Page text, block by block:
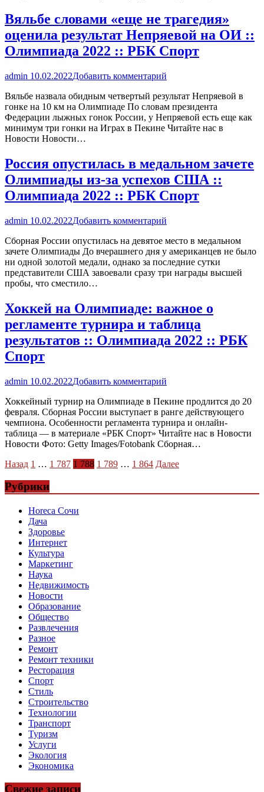
Вяльбе словами «еще не трагедия»
оценила результат Непряевой на ОИ ::
Олимпиада 2022 :: РБК Спорт
admin 10.02.2022Добавить комментарий
Вяльбе назвала обидным четвертый результат Непряевой в
гонке на 10 км на Олимпиаде По словам президента
Федерации лыжных гонок России, у Непряевой есть еще как
минимум три гонки на Играх в Пекине Читайте нас в
Новости Новости…
Россия опустилась в медальном зачете
Олимпиады из-за успехов США ::
Олимпиада 2022 :: РБК Спорт
admin 10.02.2022Добавить комментарий
Сборная России опустилась на девятое место в медальном
зачете Олимпиады До вчерашнего дня у американцев не было
ни одной золотой медали, однако за последние сутки
представители США завоевали сразу три награды высшей
пробы, что сместило…
Хоккей на Олимпиаде: важное о
регламенте турнира и таблица
результатов :: Олимпиада 2022 :: РБК
Спорт
admin 10.02.2022Добавить комментарий
Хоккейный турнир на Олимпиаде в Пекине продлится до 20
февраля. Сборная России выступает в ранге действующего
чемпиона. Особенности регламента турнира и онлайн-
таблица — в материале «РБК Спорт» Читайте нас в Новости
Новости Фото: Getty Images/Fotobank Сборная…
Пагинация
записей
Назад 1 … 1 787 1 788 1 789 … 1 864 Далее
Рубрики
Horeca Сочи
Дача
Здоровье
Интернет
Культура
Маркетинг
Наука
Недвижимость
Новости
Образование
Общество
Развлечения
Разное
Ремонт
Ремонт техники
Ресторация
Спорт
Стиль
Строительство
Технологии
Транспорт
Туризм
Услуги
Экология
Экономика
Свежие записи